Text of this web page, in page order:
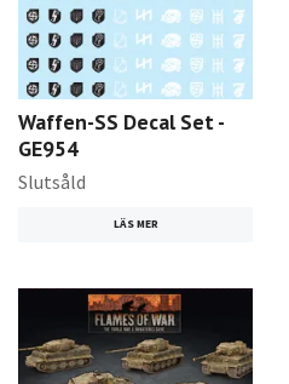
Waffen-SS Decal Set -
GE954
Slutsåld
LÄS MER